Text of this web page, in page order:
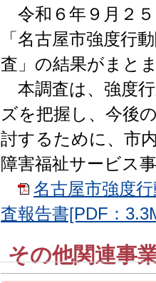
令和６年９月２
「名古屋市強度行
査」の結果がまと
本調査は、強度
ズを把握し、今後
討するために、市
障害福祉サービス
名古屋市強度
査報告書[PDF：
その他関連事